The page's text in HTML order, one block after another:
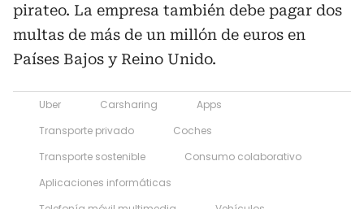
pirateo. La empresa también debe pagar dos
multas de más de un millón de euros en
Países Bajos y Reino Unido.
Uber Carsharing
Apps
Transporte privado
Coches
Transporte sostenible
Consumo colaborativo
Aplicaciones informáticas